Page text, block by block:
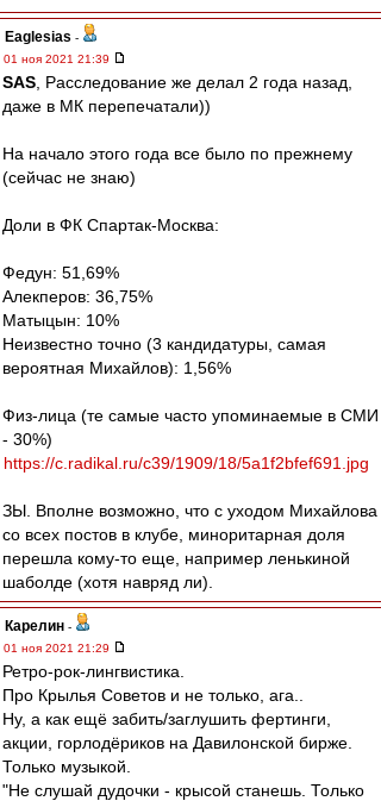
Eaglesias -
01 ноя 2021 21:39
SAS , Расследование же делал 2 года назад,
даже в МК перепечатали))
На начало этого года все было по прежнему
(сейчас не знаю)
Доли в ФК Спартак-Москва:
Федун: 51,69%
Алекперов: 36,75%
Матыцын: 10%
Неизвестно точно (3 кандидатуры, самая
вероятная Михайлов): 1,56%
Физ-лица (те самые часто упоминаемые в СМИ
- 30%)
https://c.radikal.ru/c39/1909/18/5a1f2bfef691.jpg
ЗЫ. Вполне возможно, что с уходом Михайлова
со всех постов в клубе, миноритарная доля
перешла кому-то еще, например ленькиной
шаболде (хотя навряд ли).
Карелин -
01 ноя 2021 21:29
Ретро-рок-лингвистика.
Про Крылья Советов и не только, ага..
Ну, а как ещё забить/заглушить фертинги,
акции, горлодёриков на Давилонской бирже.
Только музыкой.
"Не слушай дудочки - крысой станешь. Только